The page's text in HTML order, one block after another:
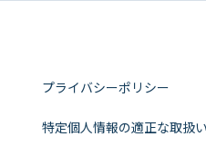
プライバシーポリシー
特定個人情報の適正な取扱